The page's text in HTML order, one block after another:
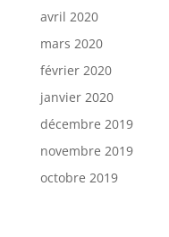
avril 2020
mars 2020
février 2020
janvier 2020
décembre 2019
novembre 2019
octobre 2019